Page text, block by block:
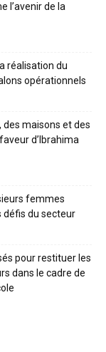
l’avenir de la
réalisation du
opérationnels
des maisons et des
d’Ibrahima
femmes
du secteur
pour restituer les
dans le cadre de